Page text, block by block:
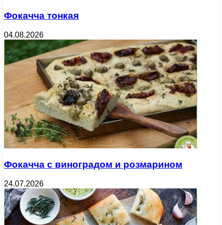
Фокачча тонкая
04.08.2026
Фокачча с виноградом и розмарином
24.07.2026